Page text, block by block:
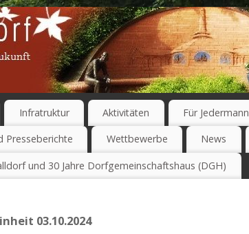
Infratruktur Aktivitäten Für Jedermann
Presseberichte Wettbewerbe News
und 30 Jahre Dorfgemeinschaftshaus (DGH)
03.10.2024